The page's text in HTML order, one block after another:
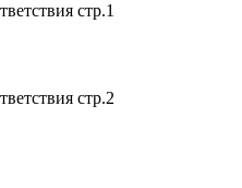
стр.1
стр.2